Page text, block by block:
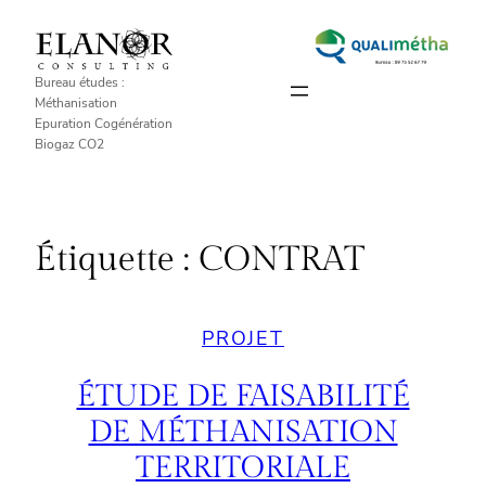
contenu
Bureau études :
Méthanisation
Epuration Cogénération
Biogaz CO2
Étiquette : CONTRAT
PROJET
ÉTUDE DE FAISABILITÉ
DE MÉTHANISATION
TERRITORIALE